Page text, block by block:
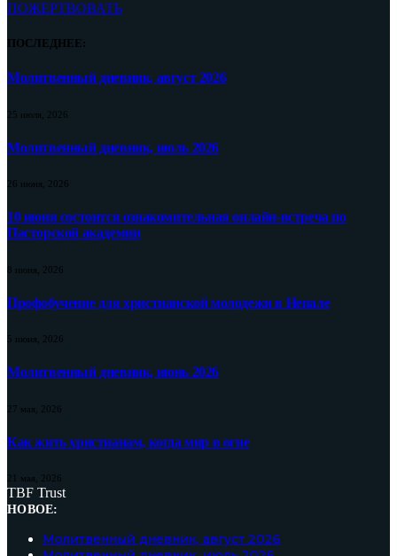
ПОЖЕРТВОВАТЬ
ПОСЛЕДНЕЕ:
Молитвенный дневник, август 2026
25 июля, 2026
Молитвенный дневник, июль 2026
26 июня, 2026
10 июня состоится ознакомительная онлайн-встреча по
Пасторской академии
8 июня, 2026
Профобучение для христианской молодежи в Непале
5 июня, 2026
Молитвенный дневник, июнь 2026
27 мая, 2026
Как жить христианам, когда мир в огне
21 мая, 2026
TBF Trust
НОВОЕ:
Молитвенный дневник, август 2026